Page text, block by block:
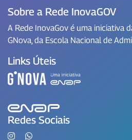
Sobre a Rede InovaGOV
A Rede InovaGov é uma iniciativa
GNova, da Escola Nacional de
Links Úteis
Redes Sociais